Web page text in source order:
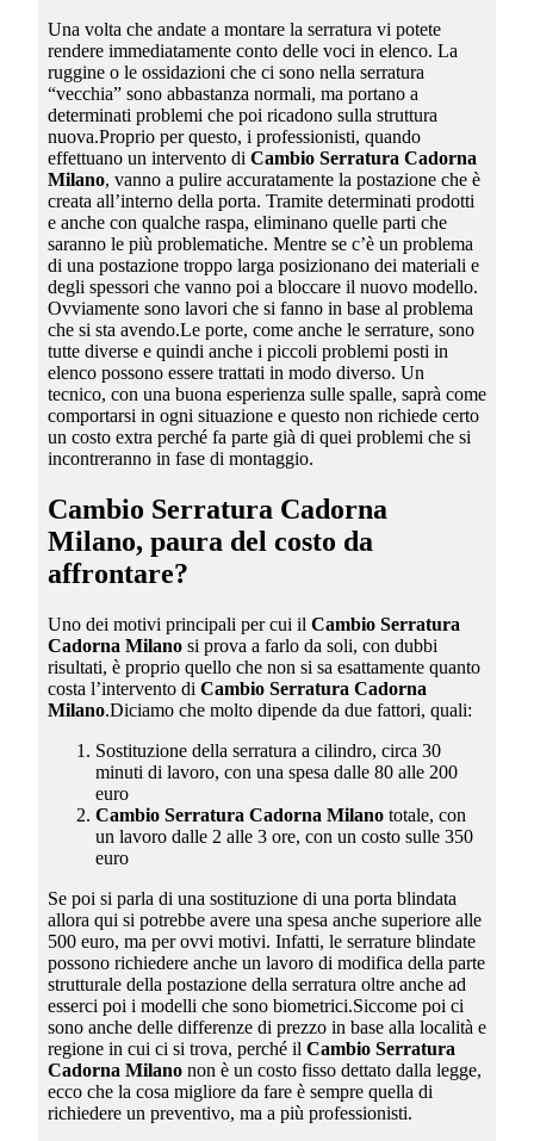
Una volta che andate a montare la serratura vi potete
rendere immediatamente conto delle voci in elenco. La
ruggine o le ossidazioni che ci sono nella serratura
“vecchia” sono abbastanza normali, ma portano a
determinati problemi che poi ricadono sulla struttura
nuova.Proprio per questo, i professionisti, quando
effettuano un intervento di Cambio Serratura Cadorna
Milano, vanno a pulire accuratamente la postazione che è
creata all’interno della porta. Tramite determinati prodotti
e anche con qualche raspa, eliminano quelle parti che
saranno le più problematiche. Mentre se c’è un problema
di una postazione troppo larga posizionano dei materiali e
degli spessori che vanno poi a bloccare il nuovo modello.
Ovviamente sono lavori che si fanno in base al problema
che si sta avendo.Le porte, come anche le serrature, sono
tutte diverse e quindi anche i piccoli problemi posti in
elenco possono essere trattati in modo diverso. Un
tecnico, con una buona esperienza sulle spalle, saprà come
comportarsi in ogni situazione e questo non richiede certo
un costo extra perché fa parte già di quei problemi che si
incontreranno in fase di montaggio.
Cambio Serratura Cadorna
Milano, paura del costo da
affrontare?
Uno dei motivi principali per cui il Cambio Serratura
Cadorna Milanosi prova a farlo da soli, con dubbi
risultati, è proprio quello che non si sa esattamente quanto
costa l’intervento di Cambio Serratura Cadorna
Milano.Diciamo che molto dipende da due fattori, quali:
Sostituzione della serratura a cilindro, circa 30
minuti di lavoro, con una spesa dalle 80 alle 200
euro
Cambio Serratura Cadorna Milanototale, con
un lavoro dalle 2 alle 3 ore, con un costo sulle 350
euro
Se poi si parla di una sostituzione di una porta blindata
allora qui si potrebbe avere una spesa anche superiore alle
500 euro, ma per ovvi motivi. Infatti, le serrature blindate
possono richiedere anche un lavoro di modifica della parte
strutturale della postazione della serratura oltre anche ad
esserci poi i modelli che sono biometrici.Siccome poi ci
sono anche delle differenze di prezzo in base alla località e
regione in cui ci si trova, perché il Cambio Serratura
Cadorna Milanonon è un costo fisso dettato dalla legge,
ecco che la cosa migliore da fare è sempre quella di
richiedere un preventivo, ma a più professionisti.